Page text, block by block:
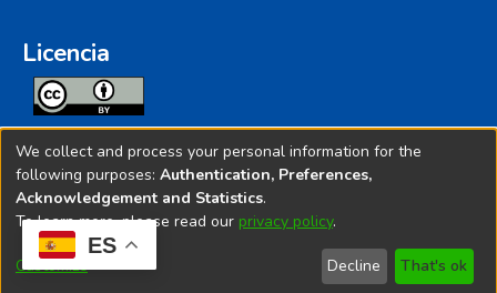
ES
Licencia
Todos los contenidos de repositorio.ins.gob.pe estan
licenciados bajo
Creative Commoms License
© 2025. Instituto Nacional de Salud - Implementado por
We collect and process your personal information for the
following purposes: Authentication, Preferences,
Acknowledgement and Statistics.
To learn more, please read our privacy policy.
Customize Decline That's ok